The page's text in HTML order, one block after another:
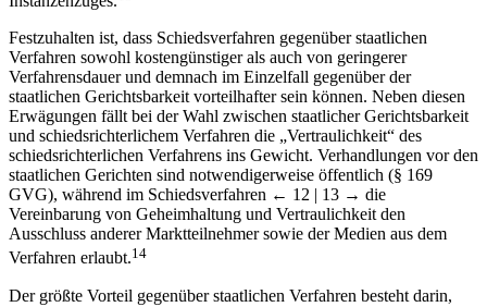
Verfahren sowohl kostengünstiger als auch von geringerer
Verfahrensdauer und demnach im Einzelfall gegenüber der
staatlichen Gerichtsbarkeit vorteilhafter sein können. Neben diesen
Erwägungen fällt bei der Wahl zwischen staatlicher Gerichtsbarkeit
und schiedsrichterlichem Verfahren die „Vertraulichkeit“ des
schiedsrichterlichen Verfahrens ins Gewicht. Verhandlungen vor den
staatlichen Gerichten sind notwendigerweise öffentlich (§ 169
GVG), während im Schiedsverfahren← 12 | 13 →die
Vereinbarung von Geheimhaltung und Vertraulichkeit den
Ausschluss anderer Marktteilnehmer sowie der Medien aus dem
Verfahren erlaubt.14
dass die Parteiautonomie im gesamten Verfahren eine überragende